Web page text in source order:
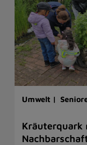
Umwelt |
Kräuterquark